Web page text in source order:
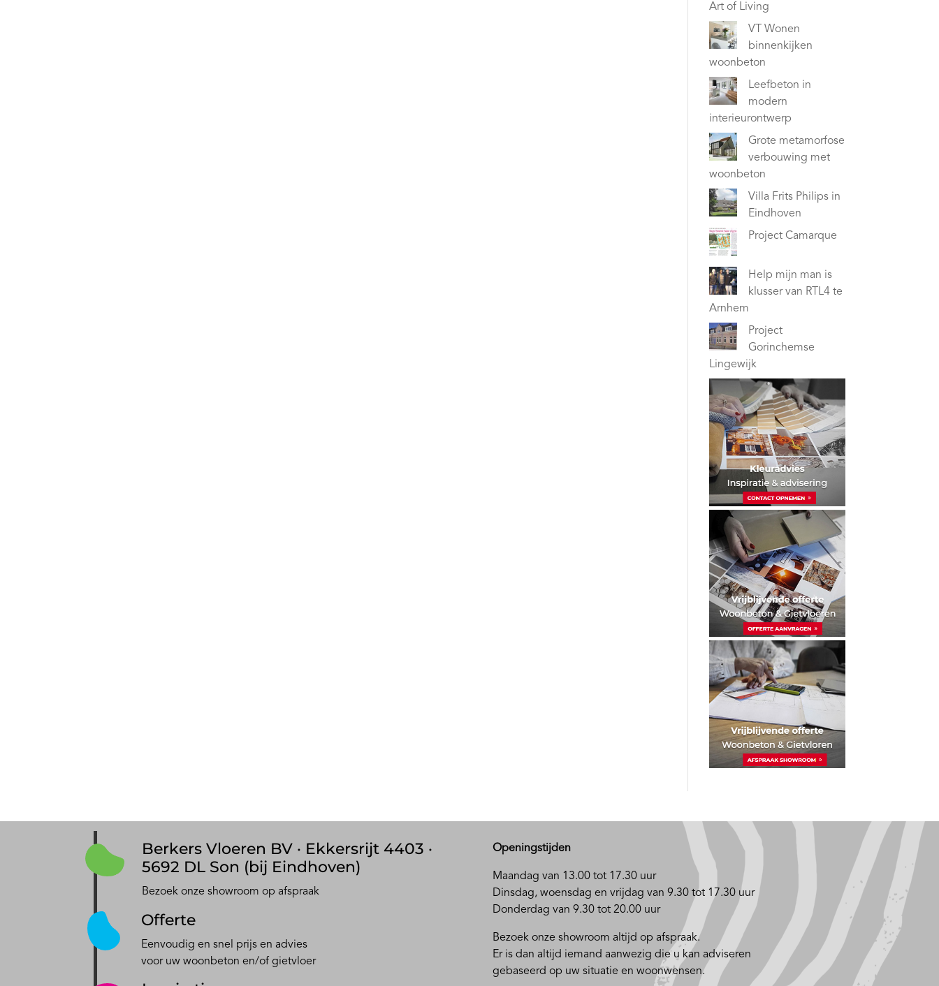
Art of Living
VT Wonen
binnenkijken
woonbeton
Leefbeton in
modern
interieurontwerp
Grote metamorfose
verbouwing met
woonbeton
Villa Frits Philips in
Eindhoven
Project Camarque
Help mijn man is
klusser van RTL4 te
Arnhem
Project
Gorinchemse
Lingewijk
Berkers Vloeren BV · Ekkersrijt 4403 ·
5692 DL Son (bij Eindhoven)
Bezoek onze showroom op afspraak
Offerte
Eenvoudig en snel prijs en advies
voor uw woonbeton en/of gietvloer
Openingstijden
Maandag van 13.00 tot 17.30 uur
Dinsdag, woensdag en vrijdag van 9.30 tot 17.30 uur
Donderdag van 9.30 tot 20.00 uur
Bezoek onze showroom altijd op afspraak.
Er is dan altijd iemand aanwezig die u kan adviseren
gebaseerd op uw situatie en woonwensen.